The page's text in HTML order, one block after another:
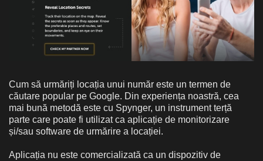
Cum să urmăriți locația unui număr este un termen de
căutare popular pe Google. Din experiența noastră, cea
mai bună metodă este cu Spynger, un instrument terță
parte care poate fi utilizat ca aplicație de monitorizare
și/sau software de urmărire a locației.
Aplicația nu este comercializată ca un dispozitiv de